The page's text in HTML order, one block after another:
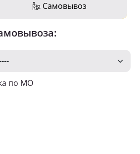
Самовывоз
по МО